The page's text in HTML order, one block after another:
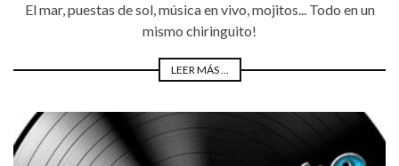
El mar, puestas de sol, música en vivo, mojitos... Todo en un
mismo chiringuito!
LEER MÁS ...